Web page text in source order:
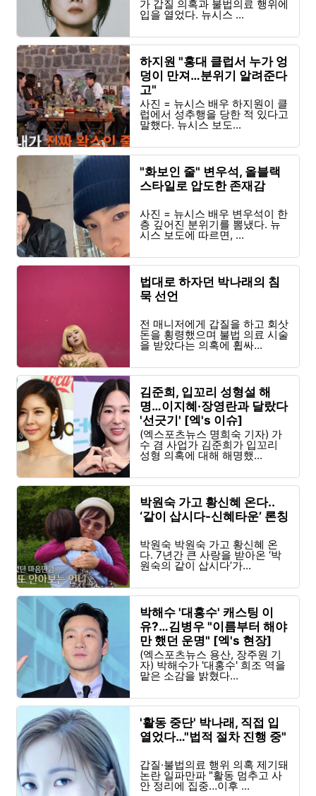
가 갑질 의혹과 불법의료 행위에
입을 열었다. 뉴시스 ...
하지원 "홍대 클럽서 누가 엉
덩이 만져…분위기 알려준다
고"
사진 = 뉴시스 배우 하지원이 클
럽에서 성추행을 당한 적 있다고
말했다. 뉴시스 보도...
"화보인 줄" 변우석, 올블랙
스타일로 압도한 존재감
사진 = 뉴시스 배우 변우석이 한
층 깊어진 분위기를 뽐냈다. 뉴
시스 보도에 따르면, ...
법대로 하자던 박나래의 침
묵 선언
전 매니저에게 갑질을 하고 회삿
돈을 횡령했으며 불법 의료 시술
을 받았다는 의혹에 휩싸...
김준희, 입꼬리 성형설 해
명…이지혜·장영란과 달랐다
'선긋기' [엑's 이슈]
(엑스포츠뉴스 명희숙 기자) 가
수 겸 사업가 김준희가 입꼬리
성형 의혹에 대해 해명했...
박원숙 가고 황신혜 온다..
‘같이 삽시다-신혜타운’ 론칭
박원숙 박원숙 가고 황신혜 온
다. 7년간 큰 사랑을 받아온 ‘박
원숙의 같이 삽시다’가...
박해수 '대홍수' 캐스팅 이
유?…김병우 "이름부터 해야
만 했던 운명" [엑's 현장]
(엑스포츠뉴스 용산, 장주원 기
자) 박해수가 '대홍수' 희조 역을
맡은 소감을 밝혔다...
'활동 중단' 박나래, 직접 입
열었다…"법적 절차 진행 중"
갑질·불법의료 행위 의혹 제기돼
논란 일파만파 "활동 멈추고 사
안 정리에 집중…이후 ...